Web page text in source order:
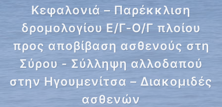
Κεφαλονιά – Παρέκκλιση
δρομολογίου Ε/Γ-Ο/Γ πλοίου
προς αποβίβαση ασθενούς στη
Σύρου - Σύλληψη αλλοδαπού
στην Ηγουμενίτσα – Διακομιδές
ασθενών